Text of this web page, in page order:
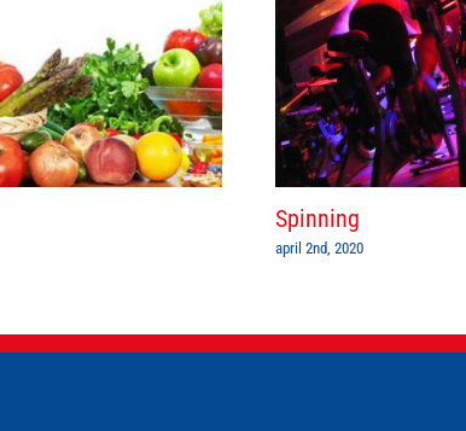
Spinning
april 2nd, 2020